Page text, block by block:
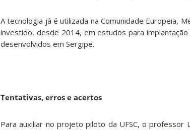
A tecnologia já é utilizada na Comunidade Europeia,
investido, desde 2014, em estudos para
desenvolvidos em Sergipe.
Tentativas, erros e acertos
Para auxiliar no projeto piloto da UFSC, o professor